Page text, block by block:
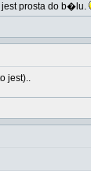
prosta do b�lu.
jest)..